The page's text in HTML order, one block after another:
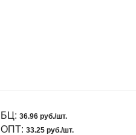
БЦ: 36.96 руб./шт.
ОПТ: 33.25 руб./шт.